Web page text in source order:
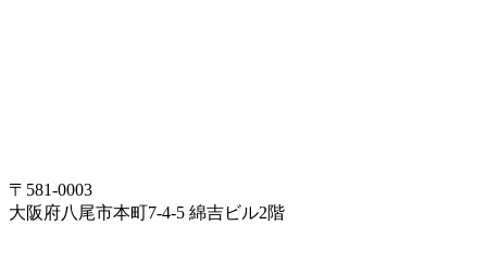
〒581-0003
大阪府八尾市本町7-4-5 綿吉ビル2階